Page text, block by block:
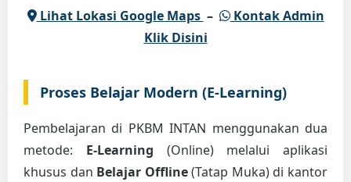
Lihat Lokasi Google Maps –
Kontak Admin
Klik Disini
Proses Belajar Modern (E-Learning)
Pembelajaran di PKBM INTAN menggunakan dua
metode: E-Learning (Online) melalui aplikasi
khusus dan Belajar Offline(Tatap Muka) di kantor